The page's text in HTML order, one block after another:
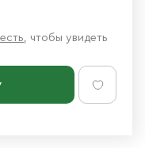
, чтобы увидеть